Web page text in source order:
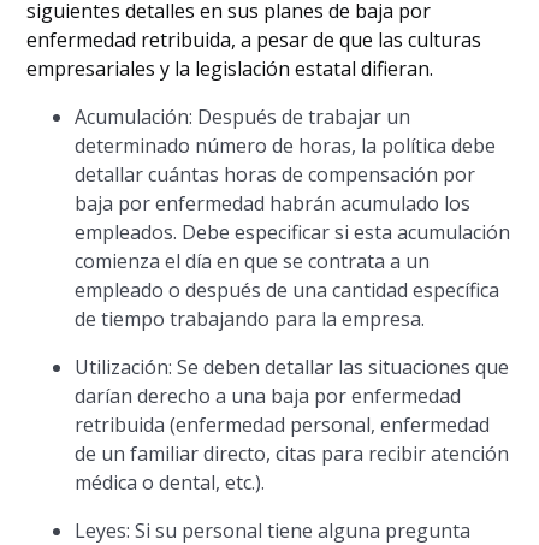
siguientes detalles en sus planes de baja por
enfermedad retribuida, a pesar de que las culturas
empresariales y la legislación estatal difieran.
Acumulación: Después de trabajar un
determinado número de horas, la política debe
detallar cuántas horas de compensación por
baja por enfermedad habrán acumulado los
empleados. Debe especificar si esta acumulación
comienza el día en que se contrata a un
empleado o después de una cantidad específica
de tiempo trabajando para la empresa.
Utilización: Se deben detallar las situaciones que
darían derecho a una baja por enfermedad
retribuida (enfermedad personal, enfermedad
de un familiar directo, citas para recibir atención
médica o dental, etc.).
Leyes: Si su personal tiene alguna pregunta